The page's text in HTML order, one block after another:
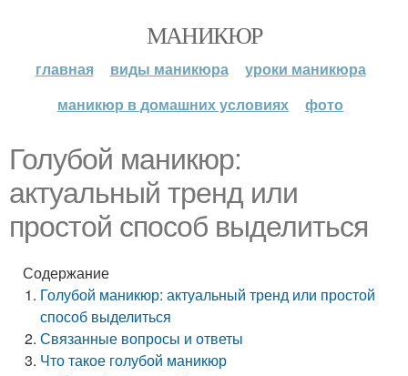
МАНИКЮР
главная виды маникюра
уроки маникюра
маникюр в домашних условиях
фото
Голубой маникюр:
актуальный тренд или
простой способ выделиться
Содержание
Голубой маникюр: актуальный тренд или простой
способ выделиться
Связанные вопросы и ответы
Что такое голубой маникюр